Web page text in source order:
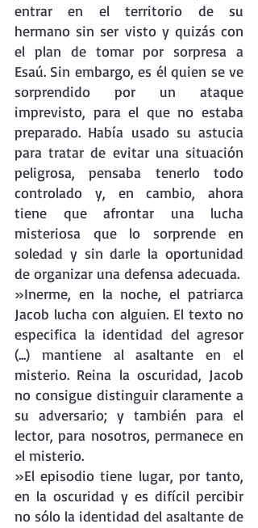
entrar en el territorio de su
hermano sin ser visto y quizás con
el plan de tomar por sorpresa a
Esaú. Sin embargo, es él quien se ve
sorprendido por un ataque
imprevisto, para el que no estaba
preparado. Había usado su astucia
para tratar de evitar una situación
peligrosa, pensaba tenerlo todo
controlado y, en cambio, ahora
tiene que afrontar una lucha
misteriosa que lo sorprende en
soledad y sin darle la oportunidad
de organizar una defensa adecuada.
»Inerme, en la noche, el patriarca
Jacob lucha con alguien. El texto no
especifica la identidad del agresor
(...) mantiene al asaltante en el
misterio. Reina la oscuridad, Jacob
no consigue distinguir claramente a
su adversario; y también para el
lector, para nosotros, permanece en
el misterio.
»El episodio tiene lugar, por tanto,
en la oscuridad y es difícil percibir
no sólo la identidad del asaltante de